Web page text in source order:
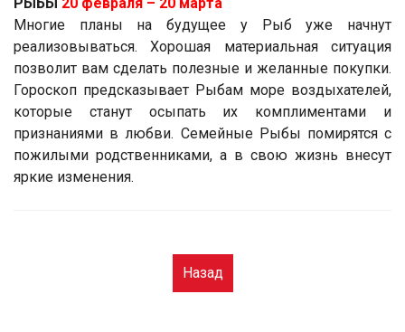
Многие планы на будущее у Рыб уже начнут
реализовываться. Хорошая материальная ситуация
позволит вам сделать полезные и желанные покупки.
Гороскоп предсказывает Рыбам море воздыхателей,
которые станут осыпать их комплиментами и
признаниями в любви. Семейные Рыбы помирятся с
пожилыми родственниками, а в свою жизнь внесут
яркие изменения.
Назад